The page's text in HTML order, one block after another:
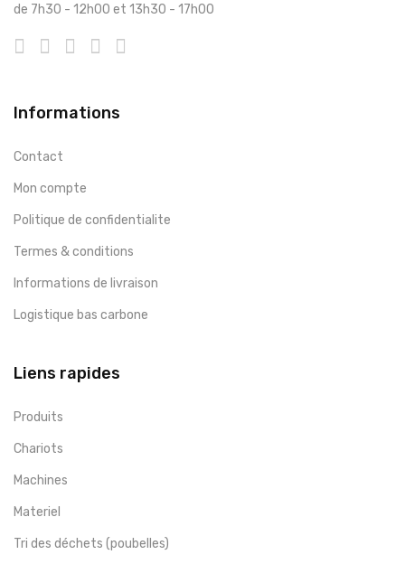
de 7h30 - 12h00 et 13h30 - 17h00
Informations
Contact
Mon compte
Politique de confidentialite
Termes & conditions
Informations de livraison
Logistique bas carbone
Liens rapides
Produits
Chariots
Machines
Materiel
Tri des déchets (poubelles)